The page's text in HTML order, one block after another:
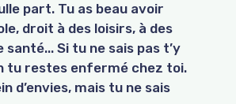
part. Tu as beau avoir
droit à des loisirs, à des
santé... Si tu ne sais pas t’y
tu restes enfermé chez toi.
d’envies, mais tu ne sais